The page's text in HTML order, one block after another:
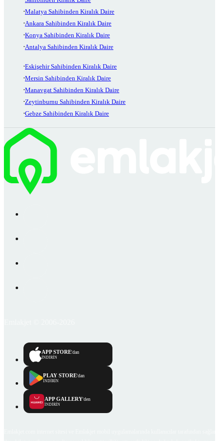
Malatya Sahibinden Kiralık Daire
Ankara Sahibinden Kiralık Daire
Konya Sahibinden Kiralık Daire
Antalya Sahibinden Kiralık Daire
Eskişehir Sahibinden Kiralık Daire
Mersin Sahibinden Kiralık Daire
Manavgat Sahibinden Kiralık Daire
Zeytinburnu Sahibinden Kiralık Daire
Gebze Sahibinden Kiralık Daire
APP STORE'dan
İNDİRİN
PLAY STORE'dan
İNDİRİN
APP GALLERY'den
İNDİRİN